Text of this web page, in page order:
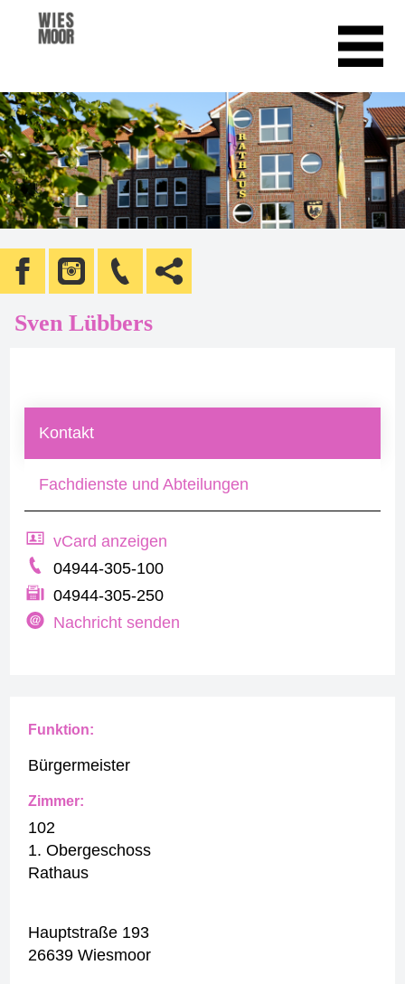
Sven Lübbers
Kontakt
Fachdienste und Abteilungen
vCard anzeigen
04944-305-100
04944-305-250
Nachricht senden
Funktion:
Bürgermeister
Zimmer:
102
1. Obergeschoss
Rathaus
Hauptstraße 193
26639 Wiesmoor